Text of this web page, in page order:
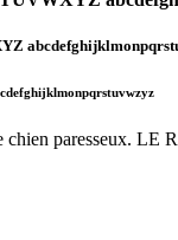
chien paresseux.